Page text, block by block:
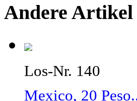
Andere
Los-Nr. 140
Mexico, 20